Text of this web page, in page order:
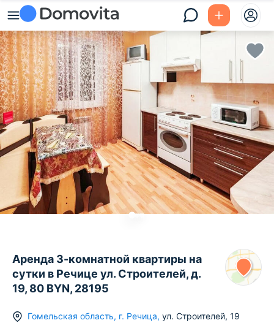
Аренда 3-комнатной квартиры на
сутки в Речице ул. Строителей, д.
19, 80 BYN, 28195
Гомельская область, г. Речица, ул. Строителей, 19